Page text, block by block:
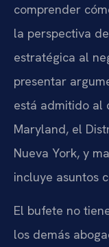
comprender
la perspectiva
estratégica al
presentar
está admitido al
Maryland, el
Nueva York, y
incluye asuntos
El bufete no
los demás